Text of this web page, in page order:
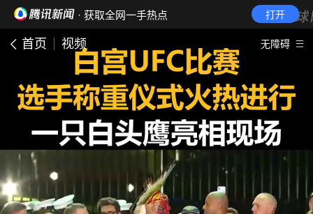
· 获取全网一手热点 打开
首页 视频 无障碍